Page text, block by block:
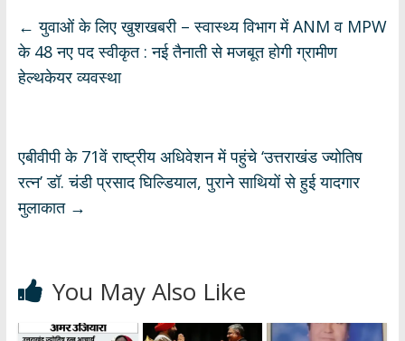
s
A
p
b
o
o
gr
a
e
dI
e
← युवाओं के लिए खुशखबरी – स्वास्थ्य विभाग में ANM व MPW
के 48 नए पद स्वीकृत : नई तैनाती से मजबूत होगी ग्रामीण
हेल्थकेयर व्यवस्था
एबीवीपी के 71वें राष्ट्रीय अधिवेशन में पहुंचे ‘उत्तराखंड ज्योतिष
रत्न’ डॉ. चंडी प्रसाद घिल्डियाल, पुराने साथियों से हुई यादगार
मुलाकात →
You May Also Like